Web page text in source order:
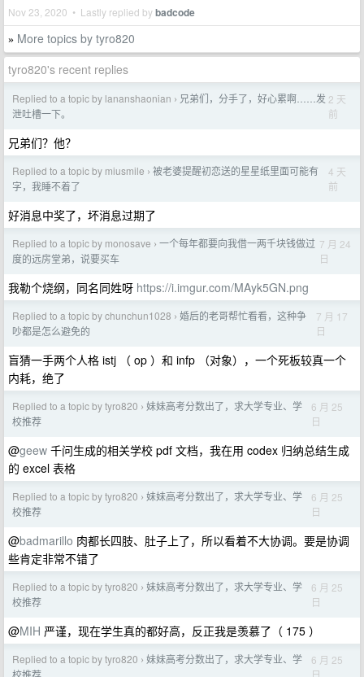
Nov 23, 2020 • Lastly replied bybadcode
» More topics by tyro820
tyro820's recent replies
Replied to a topic by lananshaonian › 兄弟们，分手了，好心累啊……发
泄吐槽一下。
2 天
前
兄弟们？他？
Replied to a topic by miusmile › 被老婆提醒初恋送的星星纸里面可能有
字，我睡不着了
4 天
前
好消息中奖了，坏消息过期了
Replied to a topic by monosave › 一个每年都要向我借一两千块钱做过
度的远房堂弟，说要买车
7 月 24
日
我勒个烧纲，同名同姓呀 https://i.imgur.com/MAyk5GN.png
Replied to a topic by chunchun1028 › 婚后的老哥帮忙看看，这种争
吵都是怎么避免的
7 月 17
日
盲猜一手两个人格 istj （ op ）和 infp （对象），一个死板较真一个
内耗，绝了
Replied to a topic by tyro820 › 妹妹高考分数出了，求大学专业、学
校推荐
6 月 25
日
@geew 千问生成的相关学校 pdf 文档，我在用 codex 归纳总结生成
的 excel 表格
Replied to a topic by tyro820 › 妹妹高考分数出了，求大学专业、学
校推荐
6 月 25
日
@badmarillo 肉都长四肢、肚子上了，所以看着不大协调。要是协调
些肯定非常不错了
Replied to a topic by tyro820 › 妹妹高考分数出了，求大学专业、学
校推荐
6 月 25
日
@MIH 严谨，现在学生真的都好高，反正我是羡慕了（ 175 ）
Replied to a topic by tyro820 › 妹妹高考分数出了，求大学专业、学
校推荐
6 月 25
日